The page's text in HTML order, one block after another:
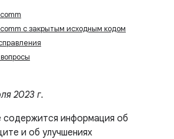
с закрытым исходным кодом
2023 г.
содержится информация об
и об улучшениях